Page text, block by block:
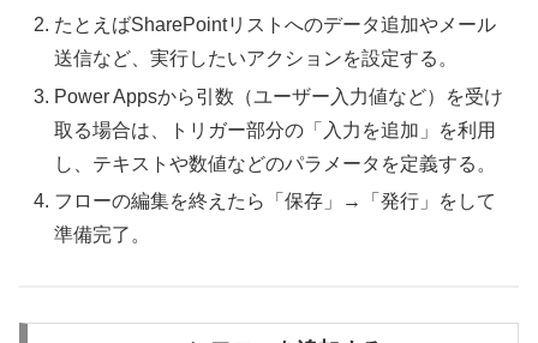
たとえばSharePointリストへのデータ追加やメール
送信など、実行したいアクションを設定する。
Power Appsから引数（ユーザー入力値など）を受け
取る場合は、トリガー部分の「入力を追加」を利用
し、テキストや数値などのパラメータを定義する。
フローの編集を終えたら「保存」→「発行」をして
準備完了。